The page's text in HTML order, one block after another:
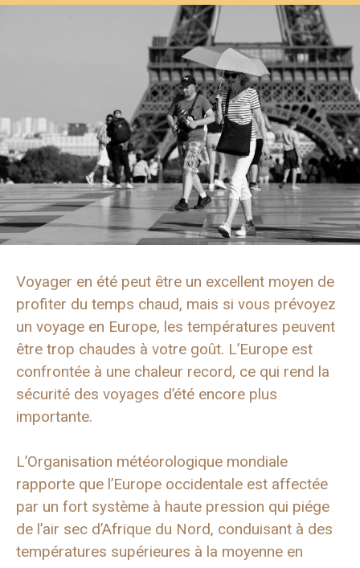
Voyager en été peut être un excellent moyen de
profiter du temps chaud, mais si vous prévoyez
un voyage en Europe, les températures peuvent
être trop chaudes à votre goût. L’Europe est
confrontée à une chaleur record, ce qui rend la
sécurité des voyages d’été encore plus
importante.
L’Organisation météorologique mondiale
rapporte que l’Europe occidentale est affectée
par un fort système à haute pression qui piége
de l’air sec d’Afrique du Nord, conduisant à des
températures supérieures à la moyenne en